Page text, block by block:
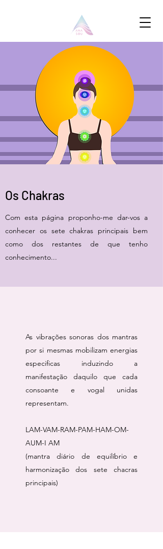
Os Chakras
Com esta página proponho-me dar-vos a
conhecer os sete chakras principais bem
como dos restantes de que tenho
conhecimento...
As vibrações sonoras dos mantras
por si mesmas mobilizam energias
especificas induzindo a
manifestação daquilo que cada
consoante e vogal unidas
representam.
LAM-VAM-RAM-PAM-HAM-OM-
AUM-I AM
(mantra diário de equilíbrio e
harmonização dos sete chacras
principais)